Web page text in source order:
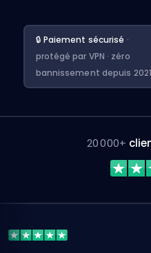
🔒 Paiement sécurisé ·
protégé par VPN · zéro
bannissement depuis 2021
20 000+